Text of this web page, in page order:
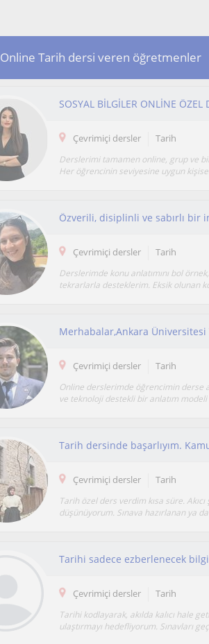
Online Tarih dersi veren öğretmenler
SOSYAL BİLGİLER ONLİNE ÖZEL
Çevrimiçi dersler Tarih
Derslerimi tamamen online, grup ve
Her öğrencinin seviyesine uygun
Çevrimiçi dersler Tarih
Derslerimde konu anlatımını bol
tekrarlarla desteklerim. Eksik olunan
Çevrimiçi dersler Tarih
​Online derslerimde öğrencimin derse
ve teknoloji destekli bir anlatım modeli
Çevrimiçi dersler Tarih
Tarih özel ders verdim kısa süre.
düşünüyorum. Sınava hazırlanan ya
Çevrimiçi dersler Tarih
Tarihi kodlayarak, akılda kalıcı hale
ulaştırmayı hedefliyorum. Sınavları